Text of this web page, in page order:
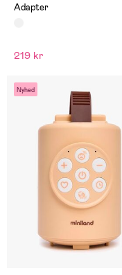
Adapter
219 kr
Nyhed